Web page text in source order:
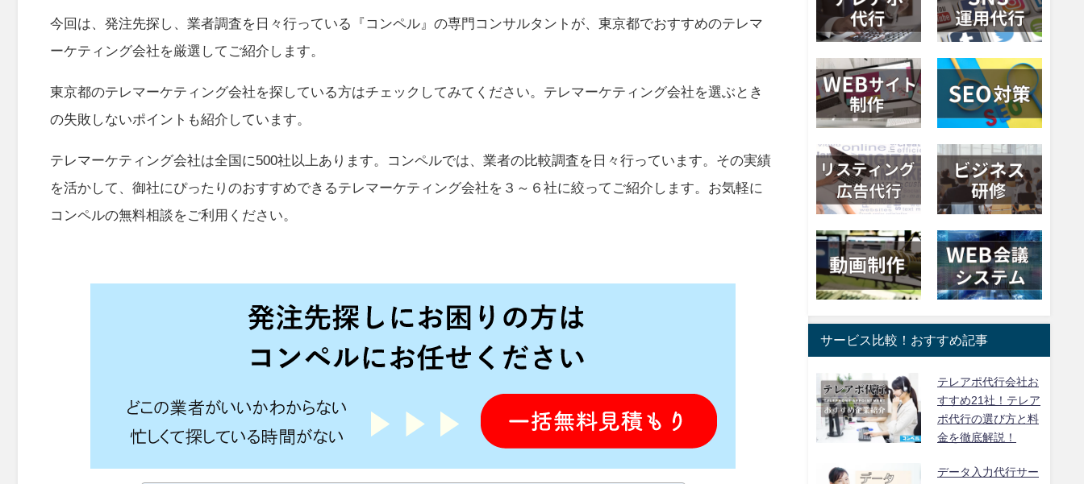
今回は、発注先探し、業者調査を日々行っている『コンペル』の専門コンサルタントが、東京都でおすすめのテレマ
ーケティング会社を厳選してご紹介します。
東京都のテレマーケティング会社を探している方はチェックしてみてください。テレマーケティング会社を選ぶとき
の失敗しないポイントも紹介しています。
テレマーケティング会社は全国に500社以上あります。コンペルでは、業者の比較調査を日々行っています。その実績
を活かして、御社にぴったりのおすすめできるテレマーケティング会社を３～６社に絞ってご紹介します。お気軽に
コンペルの無料相談をご利用ください。
サービス比較！おすすめ記事
テレアポ代行会社お
すすめ21社！テレア
ポ代行の選び方と料
金を徹底解説！
データ入力代行サー